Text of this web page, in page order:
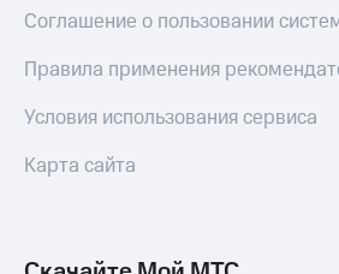
Соглашение о пользовании
Правила применения
Условия использования сервиса
Карта сайта